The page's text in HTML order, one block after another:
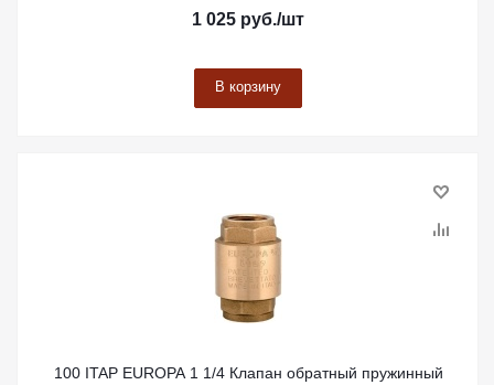
1 025 руб./шт
В корзину
100 ITAP EUROPA 1 1/4 Клапан обратный пружинный